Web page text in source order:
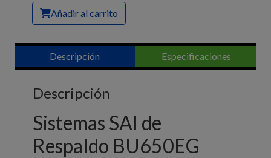
Añadir al carrito
Descripción Especificaciones
Descripción
Sistemas SAI de
Respaldo BU650EG